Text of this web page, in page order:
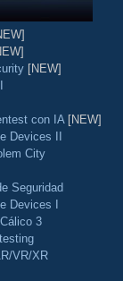
[NEW]
con IA [NEW]
Devices II
City
Seguridad
Devices I
3
VR/XR